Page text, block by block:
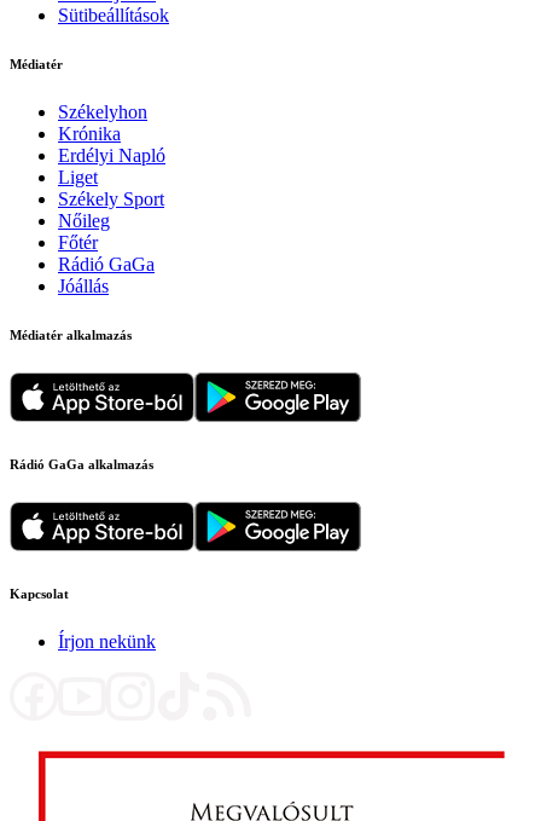
Sütibeállítások
Médiatér
Székelyhon
Krónika
Erdélyi Napló
Liget
Székely Sport
Nőileg
Főtér
Rádió GaGa
Jóállás
Médiatér alkalmazás
Rádió GaGa alkalmazás
Kapcsolat
Írjon nekünk